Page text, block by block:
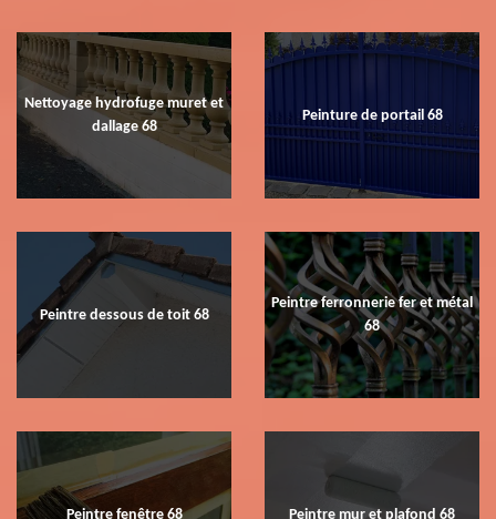
Nettoyage hydrofuge muret et
dallage 68
Peinture de portail 68
Peintre dessous de toit 68
Peintre ferronnerie fer et métal
68
Peintre fenêtre 68 Peintre mur et plafond 68